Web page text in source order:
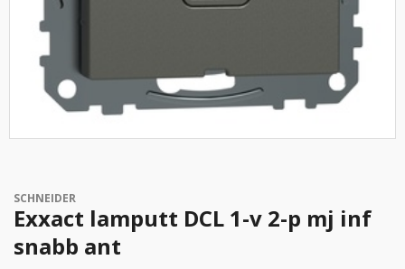
SCHNEIDER
Exxact lamputt DCL 1-v 2-p mj inf
snabb ant